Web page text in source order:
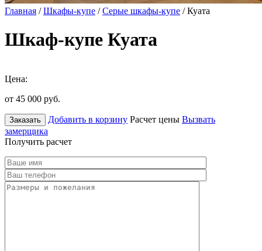
Главная /Шкафы-купе /Серые шкафы-купе / Куата
Шкаф-купе Куата
Цена:
от 45 000 руб.
Заказать Добавить в корзину Расчет цены Вызвать
замерщика
Получить расчет